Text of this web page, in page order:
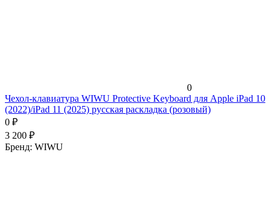
0
Чехол-клавиатура WIWU Protective Keyboard для Apple iPad 10
(2022)/iPad 11 (2025) русская раскладка (розовый)
0 ₽
3 200 ₽
Бренд: WIWU